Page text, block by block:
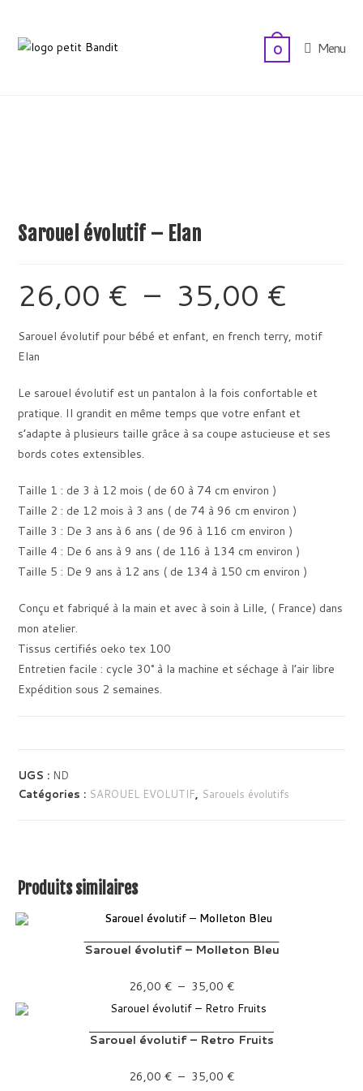
content
0 Menu
Sarouel évolutif – Elan
26,00 € – 35,00 €
à
35,00 €
Sarouel évolutif pour bébé et enfant, en french terry, motif
Elan
Le sarouel évolutif est un pantalon à la fois confortable et
pratique. Il grandit en même temps que votre enfant et
s’adapte à plusieurs taille grâce à sa coupe astucieuse et ses
bords cotes extensibles.
Taille 1 : de 3 à 12 mois ( de 60 à 74 cm environ )
Taille 2 : de 12 mois à 3 ans ( de 74 à 96 cm environ )
Taille 3 : De 3 ans à 6 ans ( de 96 à 116 cm environ )
Taille 4 : De 6 ans à 9 ans ( de 116 à 134 cm environ )
Taille 5 : De 9 ans à 12 ans ( de 134 à 150 cm environ )
Conçu et fabriqué à la main et avec à soin à Lille, ( France) dans
mon atelier.
Tissus certifiés oeko tex 100
Entretien facile : cycle 30° à la machine et séchage à l’air libre
Expédition sous 2 semaines.
UGS : ND
Catégories : SAROUEL EVOLUTIF, Sarouels évolutifs
Produits similaires
Sarouel évolutif – Molleton Bleu
26,00 € – 35,00 €Plage de prix : 26,00 € à 35,00 €
Sarouel évolutif – Retro Fruits
26,00 € – 35,00 €Plage de prix : 26,00 € à 35,00 €